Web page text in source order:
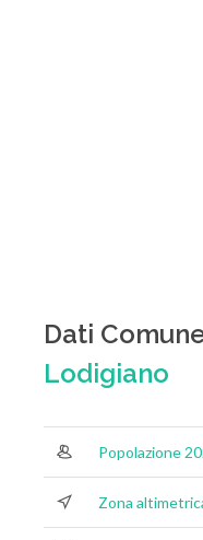
Dati
Lodigiano
Popolazione
Zona